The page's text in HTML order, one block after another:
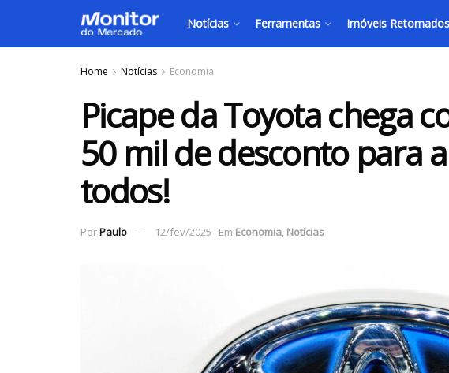
Notícias Ferramentas Imóveis Retomados
Home Notícias Economia
Picape da Toyota chega
50 mil de desconto para
todos!
PorPaulo 12/fev/2025 Em Economia, Notícias